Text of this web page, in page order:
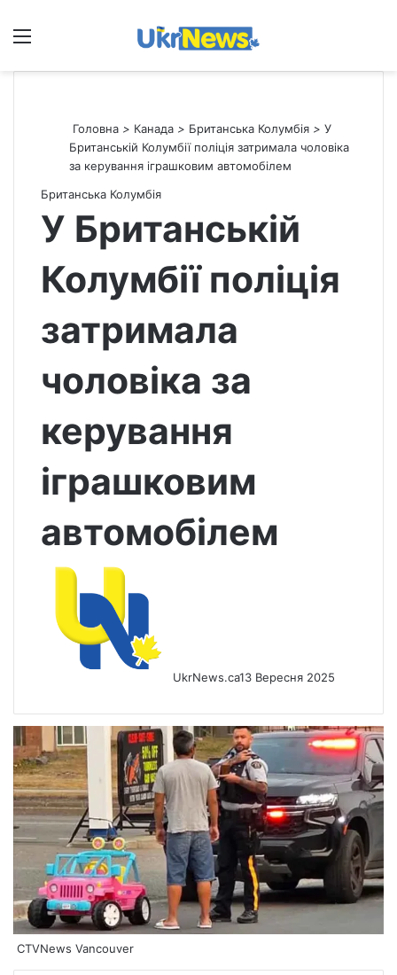
Меню
Головна > Канада > Британська Колумбія > У
Британській Колумбії поліція затримала чоловіка
за керування іграшковим автомобілем
Британська Колумбія
У Британській
Колумбії поліція
затримала
чоловіка за
керування
іграшковим
автомобілем
UkrNews.ca13 Вересня 2025
CTVNews Vancouver